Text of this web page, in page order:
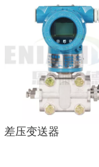
差压变送器